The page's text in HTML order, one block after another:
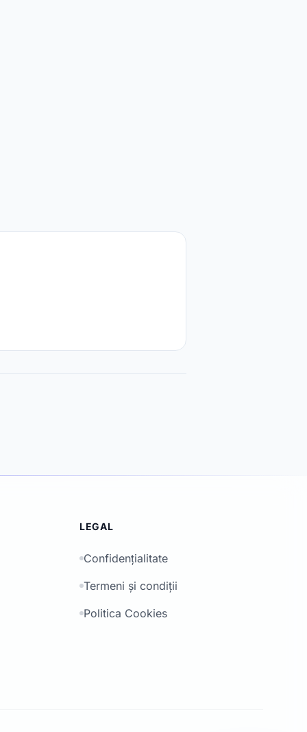
LEGAL
Confidențialitate
Termeni și condiții
Politica Cookies